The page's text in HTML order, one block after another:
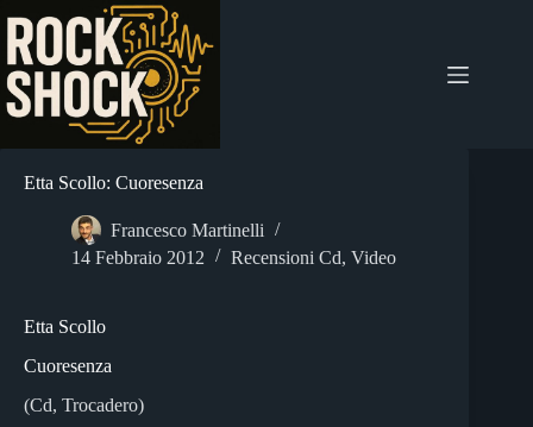
contenuto
Etta Scollo: Cuoresenza
Francesco Martinelli
14 Febbraio 2012
Recensioni Cd, Video
Etta Scollo
Cuoresenza
(Cd, Trocadero)